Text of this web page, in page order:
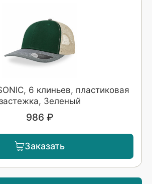
6 клиньев, пластиковая
застежка, Зеленый
986 ₽
Заказать